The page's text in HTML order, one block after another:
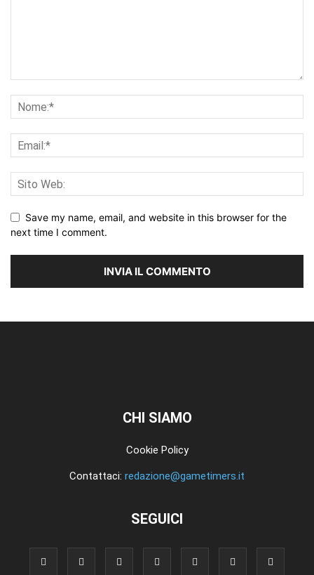
Save my name, email, and website in this browser for the
next time I comment.
CHI SIAMO
Cookie Policy
Contattaci: redazione@gametimers.it
SEGUICI